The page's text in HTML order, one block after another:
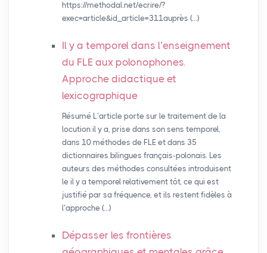
https://methodal.net/ecrire/?
exec=article&id_article=311auprès (…)
Il y a temporel dans l’enseignement
du FLE aux polonophones.
Approche didactique et
lexicographique
Résumé L’article porte sur le traitement de la
locution il y a, prise dans son sens temporel,
dans 10 méthodes de FLE et dans 35
dictionnaires bilingues français-polonais. Les
auteurs des méthodes consultées introduisent
le il y a temporel relativement tôt, ce qui est
justifié par sa fréquence, et ils restent fidèles à
l’approche (…)
Dépasser les frontières